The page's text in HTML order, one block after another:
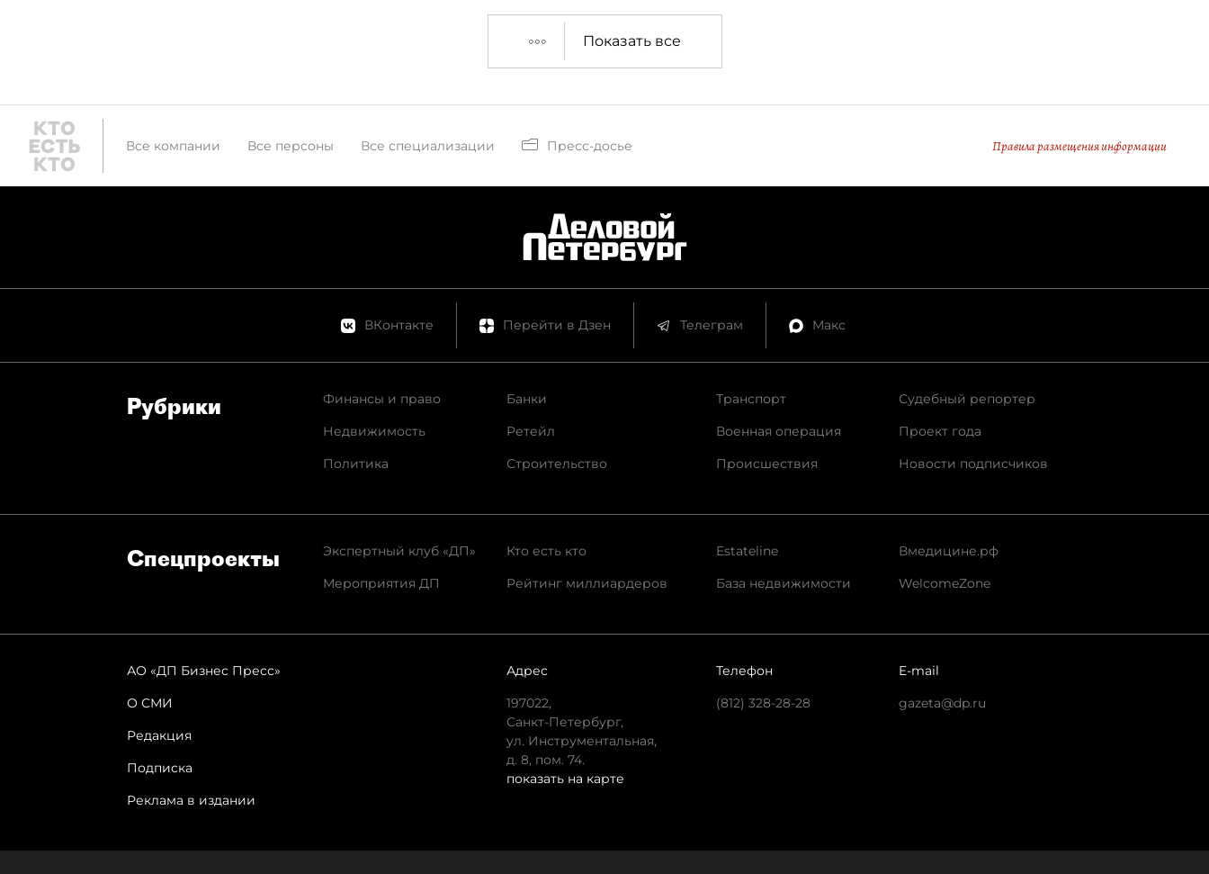
Показать все
Все компании Все персоны Все специализации Пресс-досье Правила размещения информации
ВКонтакте Перейти в Дзен Телеграм Макс
Рубрики
Финансы и право
Недвижимость
Политика
Банки
Ретейл
Строительство
Транспорт
Военная операция
Происшествия
Судебный репортер
Проект года
Новости подписчиков
Спец­проекты
Экспертный клуб «ДП»
Мероприятия ДП
Кто есть кто
Рейтинг миллиардеров
Estateline
База недвижимости
Вмедицине.рф
WelcomeZone
АО «ДП Бизнес Пресс»
О СМИ
Редакция
Подписка
Реклама в издании
Адрес
197022,
Санкт-Петербург,
ул. Инструментальная,
д. 8, пом. 74.
показать на карте
Телефон
(812) 328-28-28
E-mail
gazeta@dp.ru